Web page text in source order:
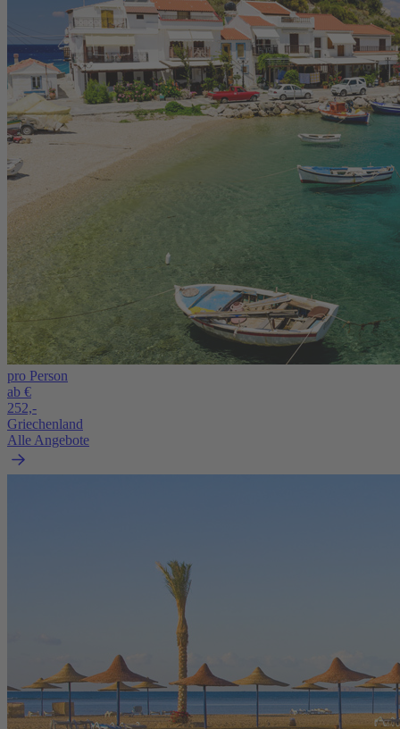
pro Person
ab €
252,-
Griechenland
Alle Angebote